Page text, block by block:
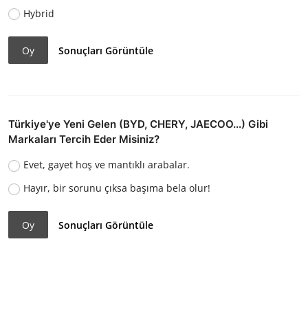
Hybrid
Oy Sonuçları Görüntüle
Türkiye'ye Yeni Gelen (BYD, CHERY, JAECOO...) Gibi
Markaları Tercih Eder Misiniz?
Evet, gayet hoş ve mantıklı arabalar.
Hayır, bir sorunu çıksa başıma bela olur!
Oy Sonuçları Görüntüle